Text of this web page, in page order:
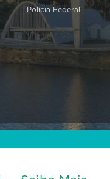
Polícia Federal